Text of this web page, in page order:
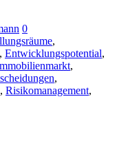
0
,
, Entwicklungspotential,
,
,
, Risikomanagement,